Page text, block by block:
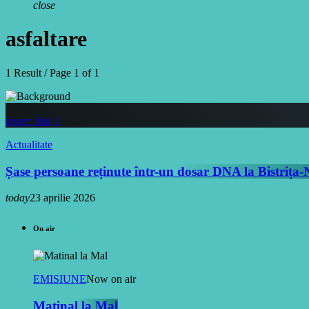
close
asfaltare
1 Result / Page 1 of 1
insert_link 1
Actualitate
Șase persoane reținute într-un dosar DNA la Bistrița-
today23 aprilie 2026
On air
EMISIUNENow on air
Matinal la Mal